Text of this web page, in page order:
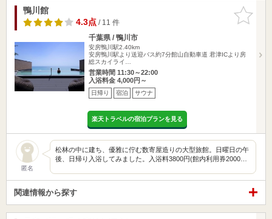
お気に入
りに追加
鴨川館
4.3点/ 11 件
千葉県 / 鴨川市
安房鴨川駅2.40km
安房鴨川駅より送迎バス約7分館山自動車道 君津ICより房
総スカイライ…
営業時間 11:30～22:00
入浴料金 4,000円～
日帰り 宿泊 サウナ
楽天トラベルの宿泊プランを見る
匿名
松林の中に建ち、優雅に佇む数寄屋造りの大型旅館。日曜日の午
後、日帰り入浴してみました。入浴料3800円(館内利用券2000…
関連情報から探す